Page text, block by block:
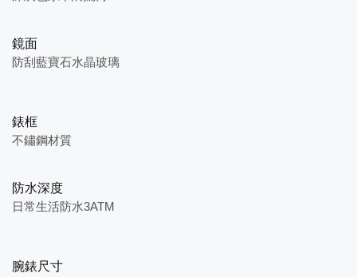
鏡面
防刮藍寶石水晶玻璃
錶框
不鏽鋼材質
防水深度
日常生活防水3ATM
腕錶尺寸